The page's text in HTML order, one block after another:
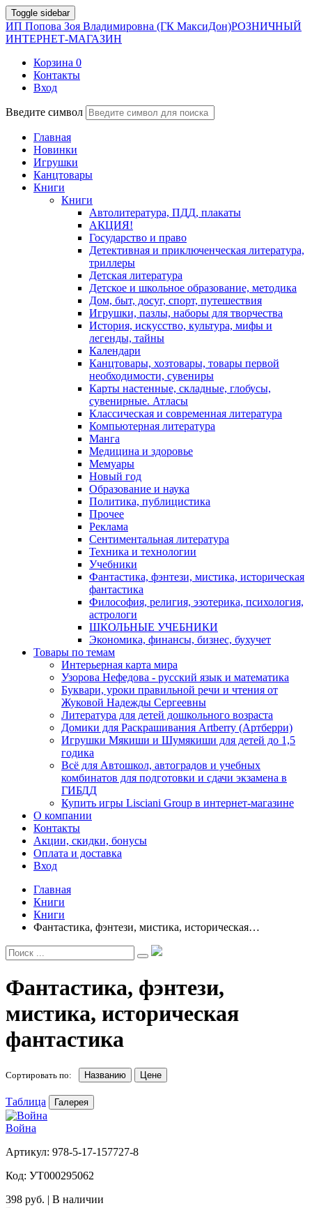
Toggle sidebar
ИП Попова Зоя Владимировна (ГК МаксиДон)РОЗНИЧНЫЙ
ИНТЕРНЕТ-МАГАЗИН
Корзина 0
Контакты
Вход
Введите символ
Главная
Новинки
Игрушки
Канцтовары
Книги
Книги
Автолитература, ПДД, плакаты
АКЦИЯ!
Государство и право
Детективная и приключенческая литература,
триллеры
Детская литература
Детское и школьное образование, методика
Дом, быт, досуг, спорт, путешествия
Игрушки, пазлы, наборы для творчества
История, искусство, культура, мифы и
легенды, тайны
Календари
Канцтовары, хозтовары, товары первой
необходимости, сувениры
Карты настенные, складные, глобусы,
сувенирные. Атласы
Классическая и современная литература
Компьютерная литература
Манга
Медицина и здоровье
Мемуары
Новый год
Образование и наука
Политика, публицистика
Прочее
Реклама
Сентиментальная литература
Техника и технологии
Учебники
Фантастика, фэнтези, мистика, историческая
фантастика
Философия, религия, эзотерика, психология,
астрологи
ШКОЛЬНЫЕ УЧЕБНИКИ
Экономика, финансы, бизнес, бухучет
Товары по темам
Интерьерная карта мира
Узорова Нефедова - русский язык и математика
Буквари, уроки правильной речи и чтения от
Жуковой Надежды Сергеевны
Литература для детей дошкольного возраста
Домики для Раскрашивания Artberry (Артберри)
Игрушки Мякиши и Шумякиши для детей до 1,5
годика
Всё для Автошкол, автоградов и учебных
комбинатов для подготовки и сдачи экзамена в
ГИБДД
Купить игры Lisciani Group в интернет-магазине
О компании
Контакты
Акции, скидки, бонусы
Оплата и доставка
Вход
Главная
Книги
Книги
Фантастика, фэнтези, мистика, историческая…
Фантастика, фэнтези,
мистика, историческая
фантастика
Сортировать по: Названию Цене
Таблица Галерея
Война
Артикул: 978-5-17-157727-8
Код: УТ000295062
398 руб. | В наличии